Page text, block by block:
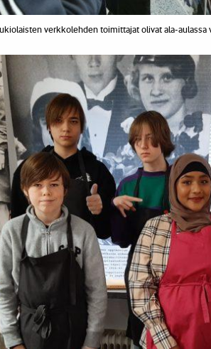
verkkolehden toimittajat olivat ala-aulassa